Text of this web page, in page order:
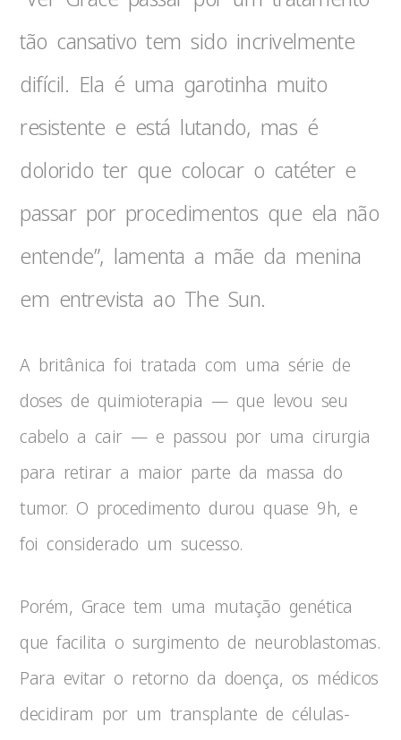
tão cansativo tem sido incrivelmente
difícil. Ela é uma garotinha muito
resistente e está lutando, mas é
dolorido ter que colocar o catéter e
passar por procedimentos que ela não
entende”, lamenta a mãe da menina
em entrevista ao The Sun.
A britânica foi tratada com uma série de
doses de quimioterapia — que levou seu
cabelo a cair — e passou por uma cirurgia
para retirar a maior parte da massa do
tumor. O procedimento durou quase 9h, e
foi considerado um sucesso.
Porém, Grace tem uma mutação genética
que facilita o surgimento de neuroblastomas.
Para evitar o retorno da doença, os médicos
decidiram por um transplante de células-